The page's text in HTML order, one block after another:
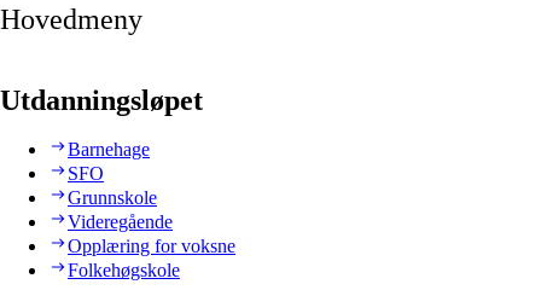
Hovedmeny
Utdanningsløpet
Barnehage
SFO
Grunnskole
Videregående
Opplæring for voksne
Folkehøgskole